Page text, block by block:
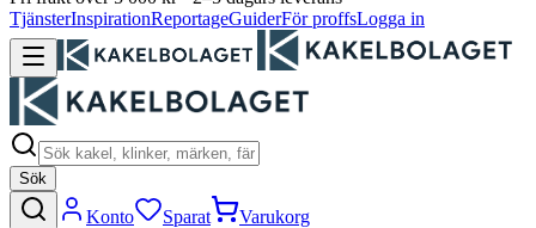
TjänsterInspirationReportageGuiderFör proffsLogga in
Sök
Konto Sparat Varukorg